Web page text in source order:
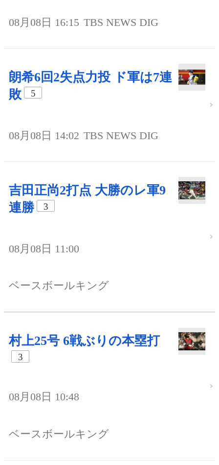
08月08日 16:15 TBS NEWS DIG
朗希6回2失点力投 ド軍は7連
敗
5
08月08日 14:02 TBS NEWS DIG
吉田正尚2打点 大勝のレ軍9
連勝
3
08月08日 11:00
ベースボールキング
村上25号 6戦ぶりの本塁打
3
08月08日 10:48
ベースボールキング